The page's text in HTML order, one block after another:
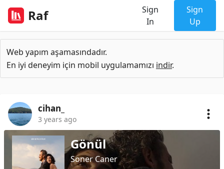
Raf
Sign
In
Sign
Up
Web yapım aşamasındadır.
En iyi deneyim için mobil uygulamamızı indir.
cihan_
3 years ago
Gönül
Soner Caner